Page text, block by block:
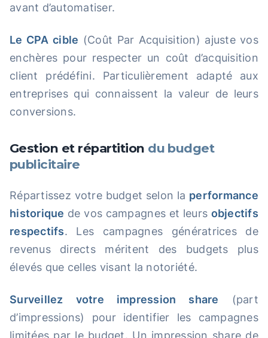
avant d’automatiser.
Le CPA cible (Coût Par Acquisition) ajuste vos
enchères pour respecter un coût d’acquisition
client prédéfini. Particulièrement adapté aux
entreprises qui connaissent la valeur de leurs
conversions.
Gestion et répartition du budget
publicitaire
Répartissez votre budget selon la performance
historique de vos campagnes et leurs objectifs
respectifs. Les campagnes génératrices de
revenus directs méritent des budgets plus
élevés que celles visant la notoriété.
Surveillez votre impression share (part
d’impressions) pour identifier les campagnes
limitées par le budget. Un impression share de